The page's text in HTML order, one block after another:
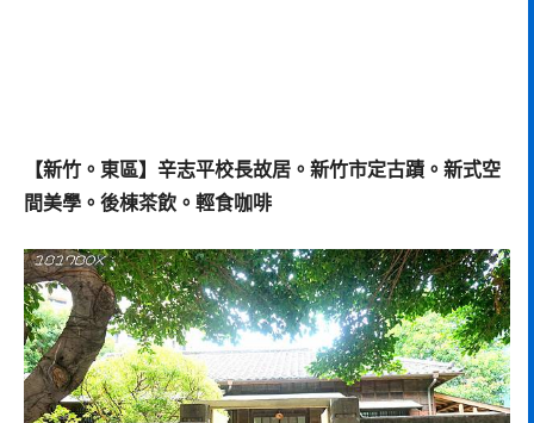
【新竹。東區】辛志平校長故居。新竹市定古蹟。新式空
間美學。後棟茶飲。輕食咖啡